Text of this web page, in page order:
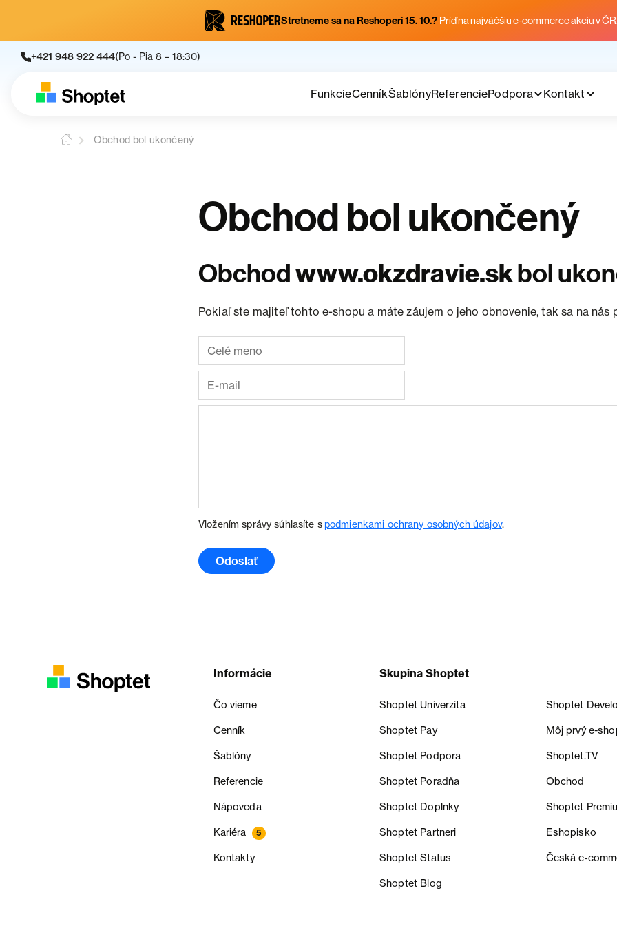
Stretneme sa na Reshoperi 15. 10.? Príď na najväčšiu e-commerce akciu v ČR.
+421 948 922 444(Po - Pia 8 – 18:30)
FunkcieCenníkŠablónyReferenciePodpora Kontakt
Obchod bol ukončený
Obchod bol ukončený
Obchodwww.okzdravie.skbol
Pokiaľ ste majiteľ tohto e-shopu a máte záujem o jeho obnovenie, tak sa na nás
Vložením správy súhlasíte spodmienkami ochrany osobných údajov.
Odoslať
Informácie
Čo vieme
Cenník
Šablóny
Referencie
Nápoveda
Kariéra 5
Kontakty
Skupina Shoptet
Shoptet Univerzita Shoptet
Shoptet Pay Môj prvý e-
Shoptet Podpora Shoptet.TV
Shoptet Poradňa Obchod
Shoptet Doplnky Shoptet
Shoptet Partneri Eshopisko
Shoptet Status Česká
Shoptet Blog